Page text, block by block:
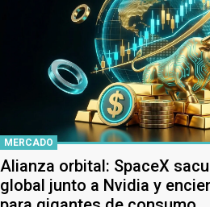
MERCADO
Alianza orbital: SpaceX
global junto a Nvidia y